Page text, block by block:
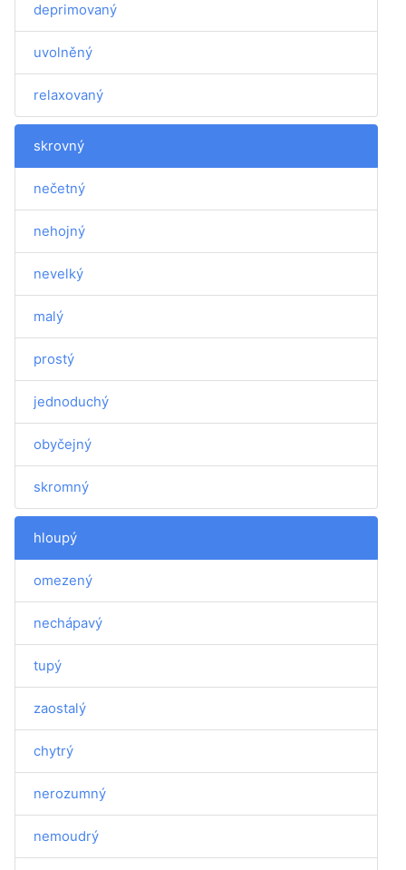
deprimovaný
uvolněný
relaxovaný
skrovný
nečetný
nehojný
nevelký
malý
prostý
jednoduchý
obyčejný
skromný
hloupý
omezený
nechápavý
tupý
zaostalý
chytrý
nerozumný
nemoudrý